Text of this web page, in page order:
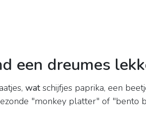
een dreumes
watschijfjes paprika, een
"monkey platter" of "bento